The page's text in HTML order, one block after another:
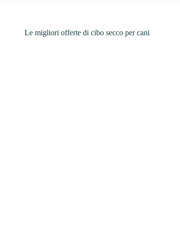
Le migliori offerte di cibo secco per cani